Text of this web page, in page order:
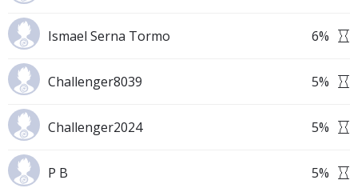
Ismael Serna Tormo 6%
Challenger8039 5%
Challenger2024 5%
P B 5%